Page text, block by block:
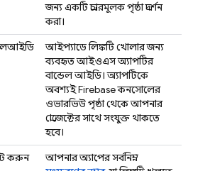
জন্য একটি প্রচারমূলক পৃষ্ঠা প্রদর্শন
করা।
আইপ্যাডে লিঙ্কটি খোলার জন্য
ব্যবহৃত আইওএস অ্যাপটির
বান্ডেল আইডি। অ্যাপটিকে
অবশ্যইFirebaseকনসোলের
ওভারভিউ পৃষ্ঠা থেকে আপনার
প্রোজেক্টের সাথে সংযুক্ত থাকতে
হবে।
করুন
আপনার অ্যাপের সর্বনিম্ন